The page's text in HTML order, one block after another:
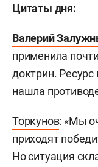
Цитаты дня:
Валерий
применила
доктрин. Ресурс
нашла
Торкунов: «Мы
приходят
Но ситуация